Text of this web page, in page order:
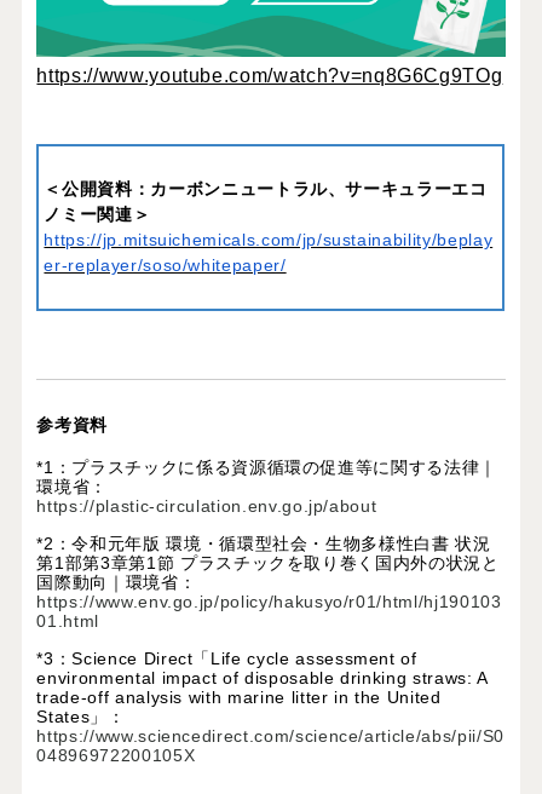
https://www.youtube.com/watch?v=nq8G6Cg9TOg
＜公開資料：カーボンニュートラル、サーキュラーエコ
ノミー関連＞
https://jp.mitsuichemicals.com/jp/sustainability/beplay
er-replayer/soso/whitepaper/
参考資料
*1： プラスチックに係る資源循環の促進等に関する法律｜
環境省：
https://plastic-circulation.env.go.jp/about
*2：令和元年版 環境・循環型社会・生物多様性白書 状況
第1部第3章第1節 プラスチックを取り巻く国内外の状況と
国際動向｜環境省：
https://www.env.go.jp/policy/hakusyo/r01/html/hj190103
01.html
*3：Science Direct「Life cycle assessment of
environmental impact of disposable drinking straws: A
trade-off analysis with marine litter in the United
States」：
https://www.sciencedirect.com/science/article/abs/pii/S0
04896972200105X